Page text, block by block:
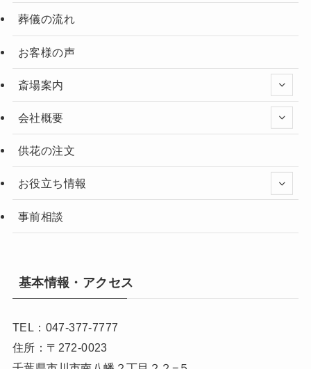
葬儀の流れ
お客様の声
斎場案内
会社概要
供花の注文
お役立ち情報
事前相談
基本情報・アクセス
TEL：047-377-7777
住所：〒272-0023